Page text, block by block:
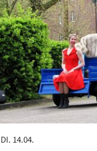
DI. 14.04.